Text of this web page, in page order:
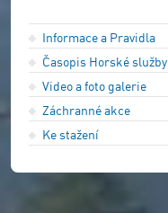
Informace a Pravidla
Časopis Horské služby
Video a foto galerie
Záchranné akce
Ke stažení